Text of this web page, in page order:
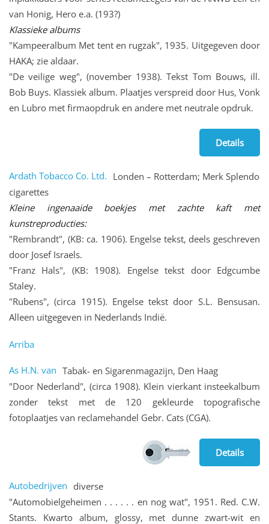
van Honig, Hero e.a. (193?)
Klassieke albums
"Kampeeralbum Met tent en rugzak", 1935. Uitgegeven door
HAKA; zie aldaar.
"De veilige weg", (november 1938). Tekst Tom Bouws, ill.
Bob Buys. Klassiek album. Plaatjes verspreid door Hus, Vonk
en Lubro met firmaopdruk en andere met neutrale opdruk.
Details
Ardath Tobacco Co. Ltd. Londen – Rotterdam; Merk Splendo
cigarettes
Kleine ingenaaide boekjes met zachte kaft met
kunstreproducties:
"Rembrandt", (KB: ca. 1906). Engelse tekst, deels geschreven
door Josef Israels.
"Franz Hals", (KB: 1908). Engelse tekst door Edgcumbe
Staley.
"Rubens", (circa 1915). Engelse tekst door S.L. Bensusan.
Alleen uitgegeven in Nederlands Indië.
Arriba
As H.N. van Tabak- en Sigarenmagazijn, Den Haag
"Door Nederland", (circa 1908). Klein vierkant insteekalbum
zonder tekst met de 120 gekleurde topografische
fotoplaatjes van reclamehandel Gebr. Cats (CGA).
Details
Autobedrijven diverse
"Automobielgeheimen . . . . . . en nog wat", 1951. Red. C.W.
Stants. Kwarto album, glossy, met dunne zwart-wit en